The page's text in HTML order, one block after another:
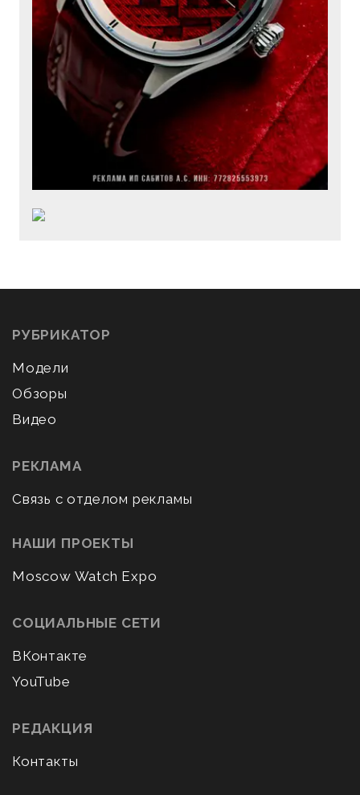
РУБРИКАТОР
Модели
Обзоры
Видео
РЕКЛАМА
Связь с отделом рекламы
НАШИ ПРОЕКТЫ
Moscow Watch Expo
СОЦИАЛЬНЫЕ СЕТИ
ВКонтакте
YouTube
РЕДАКЦИЯ
Контакты